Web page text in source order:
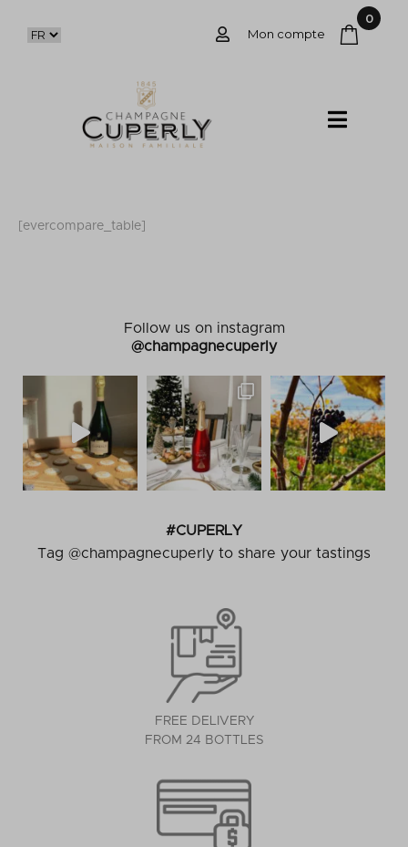
Mon compte
0
[evercompare_table]
Follow us on instagram
@champagnecuperly
#CUPERLY
Tag @champagnecuperly to share your tastings
FREE DELIVERY
FROM 24 BOTTLES